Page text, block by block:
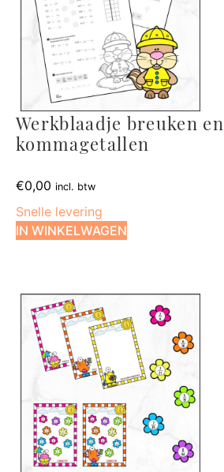
Werkblaadje breuken en
kommagetallen
€0,00 incl. btw
Snelle levering
IN WINKELWAGEN